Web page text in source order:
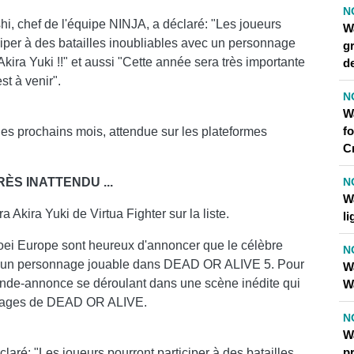
chef de l'équipe NINJA, a déclaré: "Les joueurs
à des batailles inoubliables avec un personnage
Yuki !!" et aussi "Cette année sera très importante
à venir".
prochains mois, attendue sur les plateformes
INATTENDU ...
Akira Yuki de Virtua Fighter sur la liste.
Europe sont heureux d'annoncer que le célèbre
personnage jouable dans DEAD OR ALIVE 5. Pour
annonce se déroulant dans une scène inédite qui
de DEAD OR ALIVE.